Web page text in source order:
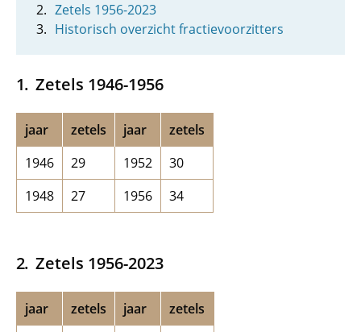
Zetels 1956-2023
Historisch overzicht fractievoorzitters
Zetels 1946-1956
jaar zetels jaar
zetels
1946
29 1952
30
1948
27 1956 34
Zetels 1956-2023
jaar zetels jaar
zetels